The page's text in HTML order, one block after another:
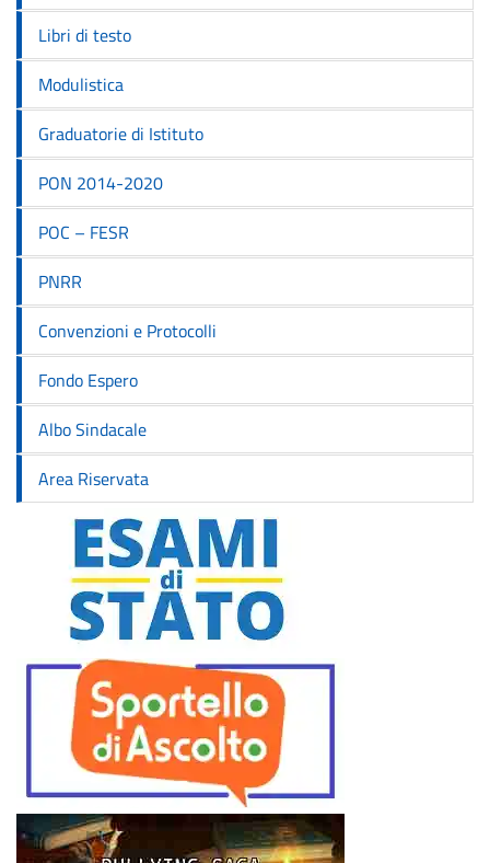
Libri di testo
Modulistica
Graduatorie di Istituto
PON 2014-2020
POC – FESR
PNRR
Convenzioni e Protocolli
Fondo Espero
Albo Sindacale
Area Riservata